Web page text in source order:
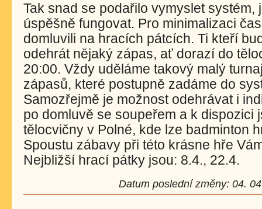
Tak snad se podařilo vymyslet systém,
úspěšně fungovat. Pro minimalizaci
domluvili na hracích pátcích. Ti kteří
odehrát nějaký zápas, ať dorazí do
20:00. Vždy uděláme takový malý
zápasů, které postupně zadáme do
Samozřejmě je možnost odehrávat i
po domluvě se soupeřem a k dispozici
tělocvičny v Polné, kde lze badminton
Spoustu zábavy při této krásne hře
Nejbližší hrací pátky jsou: 8.4., 22.4.
Datum poslední změny: 04.